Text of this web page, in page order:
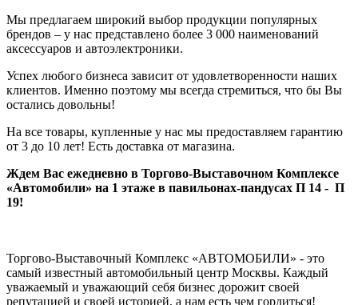
Мы предлагаем широкий выбор продукции популярных
брендов – у нас представлено более 3 000 наименований
аксессуаров и автоэлектроники.
Успех любого бизнеса зависит от удовлетворенности наших
клиентов. Именно поэтому мы всегда стремиться, что бы Вы
остались довольны!
На все товары, купленные у нас мы предоставляем гарантию
от 3 до 10 лет! Есть доставка от магазина.
Ждем Вас ежедневно в Торгово-Выставочном Комплексе
«Автомобили» на 1 этаже в павильонах-пандусах П 14 - П
19!
Торгово-Выставочный Комплекс «АВТОМОБИЛИ» - это
самый известный автомобильный центр Москвы. Каждый
уважаемый и уважающий себя бизнес дорожит своей
репутацией и своей историей, а нам есть чем гордиться!